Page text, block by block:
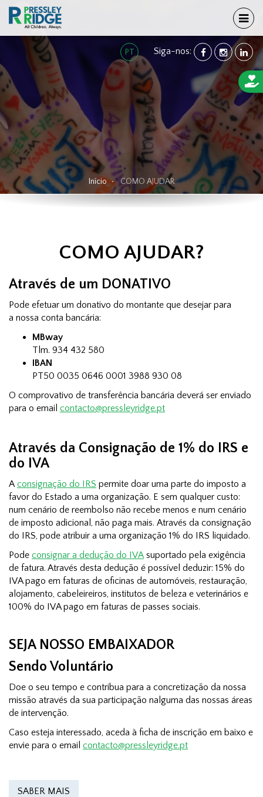
PT Siga-nos: FACEBOOK
Início COMO AJUDAR
COMO AJUDAR?
Através de um DONATIVO
Pode efetuar um donativo do montante que desejar para
a nossa conta bancária:
MBway
Tlm. 934 432 580
IBAN
PT50 0035 0646 0001 3988 930 08
O comprovativo de transferência bancária deverá ser enviado
para o email contacto@pressleyridge.pt
Através da Consignação de 1% do IRS e
do IVA
Aconsignação do IRS permite doar uma parte do imposto a
favor do Estado a uma organização. E sem qualquer custo:
num cenário de reembolso não recebe menos e num cenário
de imposto adicional, não paga mais. Através da consignação
do IRS, pode atribuir a uma organização 1% do IRS liquidado.
Pode consignar a dedução do IVAsuportado pela exigência
de fatura. Através desta dedução é possível deduzir: 15% do
IVA pago em faturas de oficinas de automóveis, restauração,
alojamento, cabeleireiros, institutos de beleza e veterinários e
100% do IVA pago em faturas de passes sociais.
SEJA NOSSO EMBAIXADOR
Sendo Voluntário
Doe o seu tempo e contribua para a concretização da nossa
missão através da sua participação nalguma das nossas áreas
de intervenção.
Caso esteja interessado, aceda à ficha de inscrição em baixo e
envie para o email contacto@pressleyridge.pt
SABER MAIS